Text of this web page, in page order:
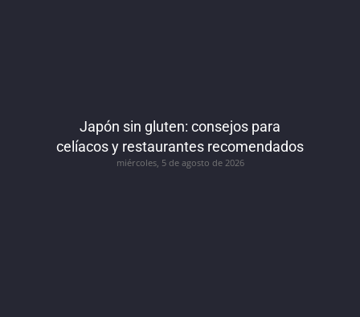
Japón sin gluten: consejos para
celíacos y restaurantes recomendados
miércoles, 5 de agosto de 2026